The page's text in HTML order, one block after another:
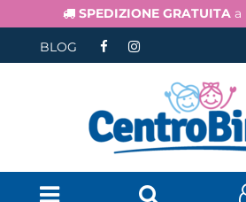
SPEDIZIONE GRATUITA a
BLOG
Open menu